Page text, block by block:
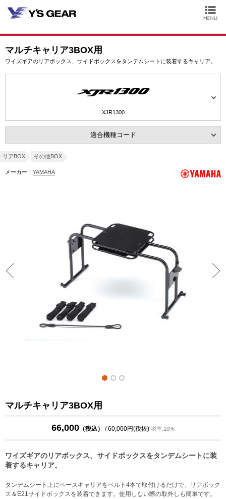
マルチキャリア3BOX用
ワイズギアのリアボックス、サイドボックスをタンデムシートに装着するキャリア。
XJR1300
適合機種コード
リアBOX その他BOX
メーカー： YAMAHA
マルチキャリア3BOX用
66,000 （税込） / 60,000円(税抜) 税率:10%
ワイズギアのリアボックス、サイドボックスをタンデムシートに装
着するキャリア。
タンデムシート上にベースキャリアをベルト4本で取付けるだけで、リアボック
ス＆E21サイドボックスを装着できます。使用しない際の取外しも簡単です。